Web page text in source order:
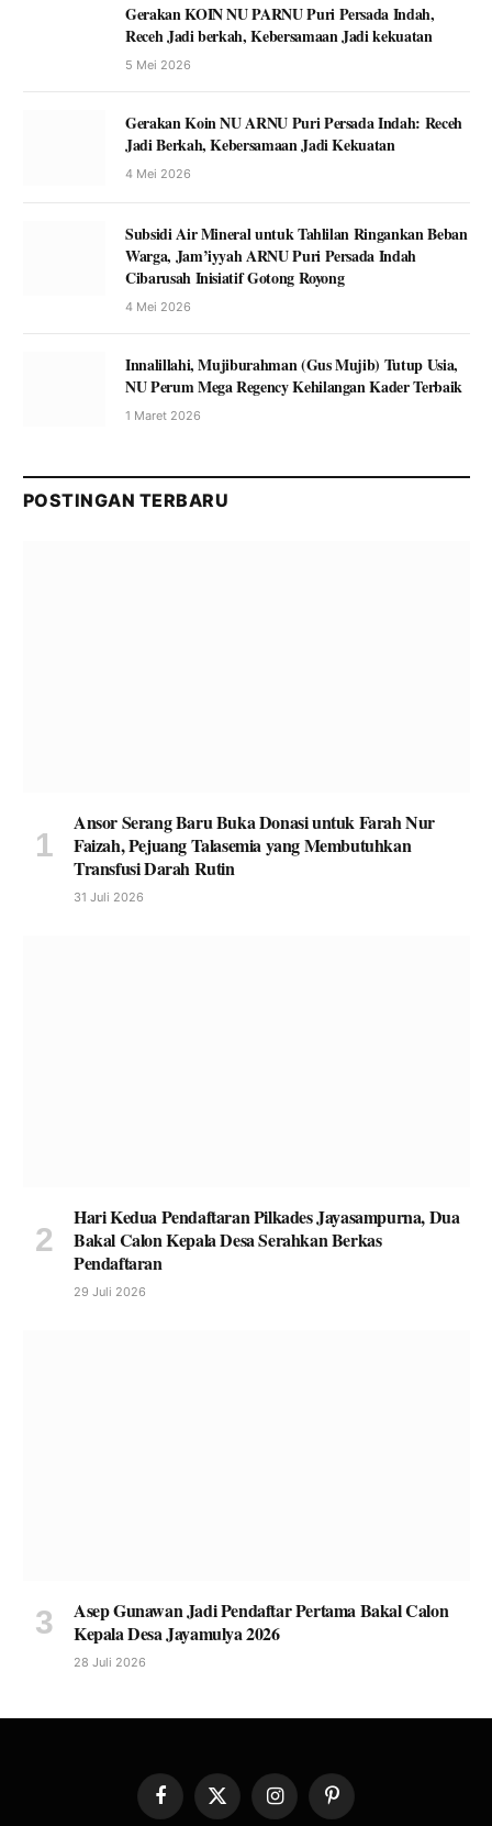
Gerakan KOIN NU PARNU Puri Persada Indah,
Receh Jadi berkah, Kebersamaan Jadi kekuatan
5 Mei 2026
Gerakan Koin NU ARNU Puri Persada Indah: Receh
Jadi Berkah, Kebersamaan Jadi Kekuatan
4 Mei 2026
Subsidi Air Mineral untuk Tahlilan Ringankan Beban
Warga, Jam’iyyah ARNU Puri Persada Indah
Cibarusah Inisiatif Gotong Royong
4 Mei 2026
Innalillahi, Mujiburahman (Gus Mujib) Tutup Usia,
NU Perum Mega Regency Kehilangan Kader Terbaik
1 Maret 2026
POSTINGAN TERBARU
Ansor Serang Baru Buka Donasi untuk Farah Nur
Faizah, Pejuang Talasemia yang Membutuhkan
Transfusi Darah Rutin
31 Juli 2026
Hari Kedua Pendaftaran Pilkades Jayasampurna, Dua
Bakal Calon Kepala Desa Serahkan Berkas
Pendaftaran
29 Juli 2026
Asep Gunawan Jadi Pendaftar Pertama Bakal Calon
Kepala Desa Jayamulya 2026
28 Juli 2026
Facebook
X
InstagramPinterest